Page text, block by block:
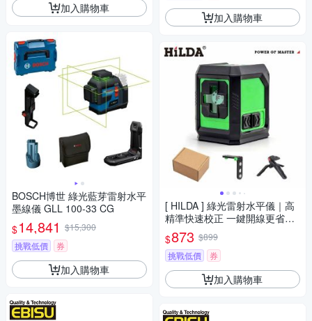
加入購物車
BOSCH博世 綠光藍芽雷射水平
墨線儀 GLL 100-33 CG
$14,841 $15,300
挑戰低價
券
加入購物車
加入購物車
[ HILDA ] 綠光雷射水平儀｜高
精準快速校正 一鍵開線更省時
四顆強磁 可直接吸附在金屬表
面 LS-298
$873 $899
挑戰低價
券
加入購物車